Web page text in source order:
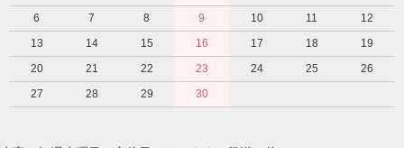
6
7 8 9 10 11
12
13
14 15 16 17 18
19
20
21 22 23 24 25
26
27
28 29 30